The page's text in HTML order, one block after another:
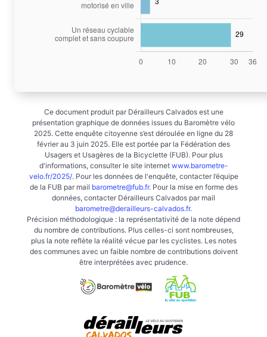
Ce document produit par Dérailleurs Calvados est une
présentation graphique de données issues du Baromètre vélo
2025. Cette enquête citoyenne s’est déroulée en ligne du 28
février au 3 juin 2025. Elle est portée par la Fédération des
Usagers et Usagères de la Bicyclette (FUB). Pour plus
d'informations, consulter le site internet www.barometre-
velo.fr/2025/. Pour les données de l'enquête, contacter l’équipe
de la FUB par mail barometre@fub.fr. Pour la mise en forme des
données, contacter Dérailleurs Calvados par mail
barometre@derailleurs-calvados.fr.
Précision méthodologique : la représentativité de la note dépend
du nombre de contributions. Plus celles-ci sont nombreuses,
plus la note reflète la réalité vécue par les cyclistes. Les notes
des communes avec un faible nombre de contributions doivent
être interprétées avec prudence.